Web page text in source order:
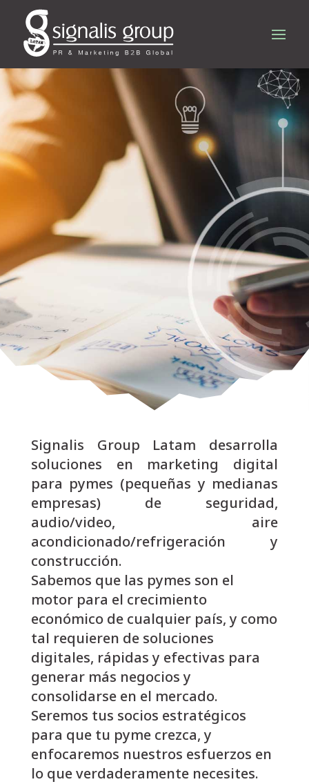
Soluciones
en
marketing
digital
Signalis Group Latam desarrolla
soluciones en marketing digital
para pymes (pequeñas y medianas
empresas) de seguridad,
audio/video, aire
acondicionado/refrigeración y
construcción.
Sabemos que las pymes son el
motor para el crecimiento
económico de cualquier país, y como
tal requieren de soluciones
digitales, rápidas y efectivas para
generar más negocios y
consolidarse en el mercado.
Seremos tus socios estratégicos
para que tu pyme crezca, y
enfocaremos nuestros esfuerzos en
lo que verdaderamente necesites.